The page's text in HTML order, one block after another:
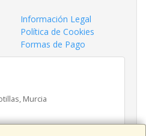
Información Legal
Política de Cookies
Formas de Pago
, Murcia